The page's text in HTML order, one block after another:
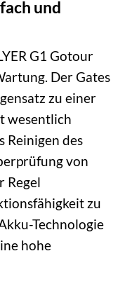
und
G1 Gotour
Der Gates
zu einer
wesentlich
Reinigen des
von
Regel
zu
Technologie
hohe